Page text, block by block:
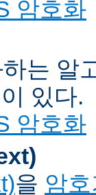
암호화
는 알
있다.
암호화
을 암